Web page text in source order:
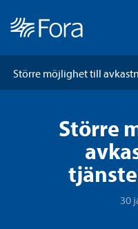
Större
30